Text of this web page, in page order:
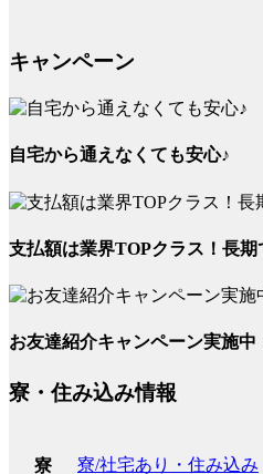
キャンペーン
自宅から通えなくても安心♪
支払額は業界TOPクラス！長期
お友達紹介キャンペーン実施中
寮・住み込み情報
寮 寮/社宅あり・住み込み